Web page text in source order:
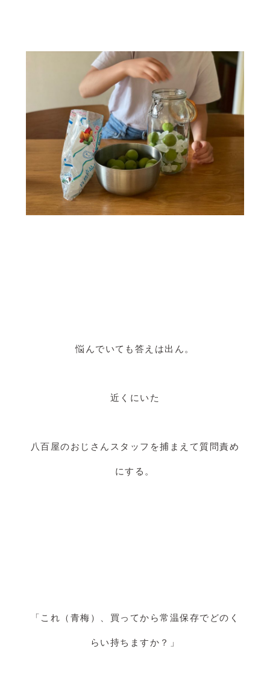
悩んでいても答えは出ん。
近くにいた
八百屋のおじさんスタッフを捕まえて質問責め
にする。
「これ（青梅）、買ってから常温保存でどのく
らい持ちますか？」